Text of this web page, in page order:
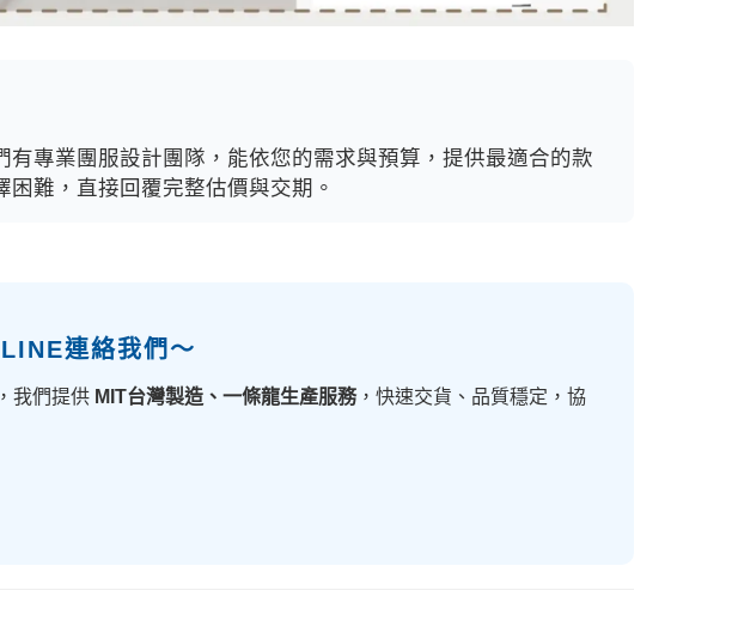
有專業團服設計團隊，能依您的需求與預算，提供最適合的款
難，直接回覆完整估價與交期。
連絡我們～
，我們提供 MIT台灣製造、一條龍生產服務，快速交貨、品質穩定，協